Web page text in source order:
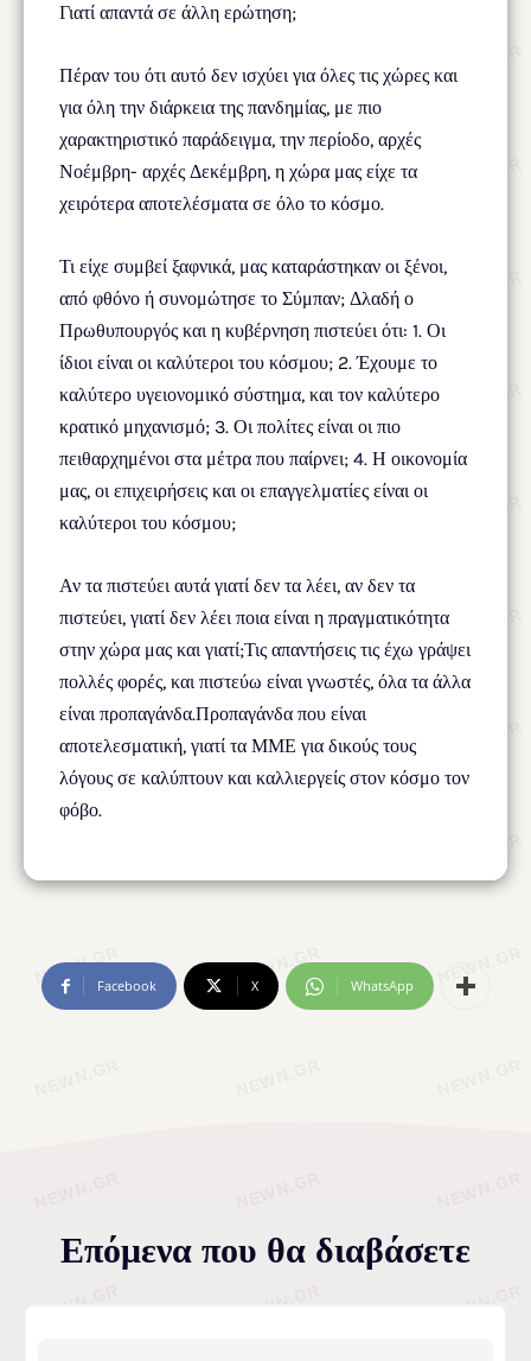
Γιατί απαντά σε άλλη ερώτηση;
Πέραν του ότι αυτό δεν ισχύει για όλες τις χώρες και
για όλη την διάρκεια της πανδημίας, με πιο
χαρακτηριστικό παράδειγμα, την περίοδο, αρχές
Νοέμβρη- αρχές Δεκέμβρη, η χώρα μας είχε τα
χειρότερα αποτελέσματα σε όλο το κόσμο.
Τι είχε συμβεί ξαφνικά, μας καταράστηκαν οι ξένοι,
από φθόνο ή συνομώτησε το Σύμπαν; Δλαδή ο
Πρωθυπουργός και η κυβέρνηση πιστεύει ότι: 1. Οι
ίδιοι είναι οι καλύτεροι του κόσμου; 2. Έχουμε το
καλύτερο υγειονομικό σύστημα, και τον καλύτερο
κρατικό μηχανισμό; 3. Οι πολίτες είναι οι πιο
πειθαρχημένοι στα μέτρα που παίρνει; 4. Η οικονομία
μας, οι επιχειρήσεις και οι επαγγελματίες είναι οι
καλύτεροι του κόσμου;
Αν τα πιστεύει αυτά γιατί δεν τα λέει, αν δεν τα
πιστεύει, γιατί δεν λέει ποια είναι η πραγματικότητα
στην χώρα μας και γιατί;Τις απαντήσεις τις έχω γράψει
πολλές φορές, και πιστεύω είναι γνωστές, όλα τα άλλα
είναι προπαγάνδα.Προπαγάνδα που είναι
αποτελεσματική, γιατί τα ΜΜΕ για δικούς τους
λόγους σε καλύπτουν και καλλιεργείς στον κόσμο τον
φόβο.
Facebook X WhatsApp
Επόμενα που θα διαβάσετε